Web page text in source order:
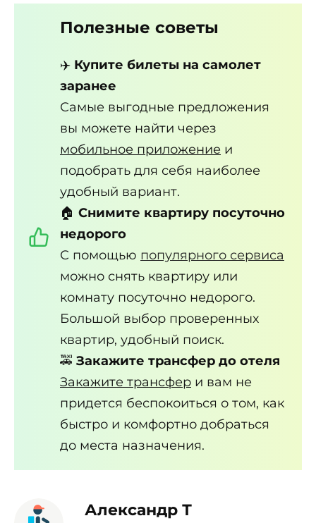
Полезные советы
✈️ Купите билеты на самолет
заранее
Самые выгодные предложения
вы можете найти через
мобильное приложение и
подобрать для себя наиболее
удобный вариант.
🏠 Снимите квартиру посуточно
недорого
С помощью популярного сервиса
можно снять квартиру или
комнату посуточно недорого.
Большой выбор проверенных
квартир, удобный поиск.
🚕 Закажите трансфер до отеля
Закажите трансфер и вам не
придется беспокоиться о том, как
быстро и комфортно добраться
до места назначения.
Александр Т